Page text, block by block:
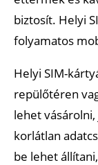
biztosít. Helyi
folyamatos
Helyi SIM-
repülőtéren
lehet
korlátlan
be lehet